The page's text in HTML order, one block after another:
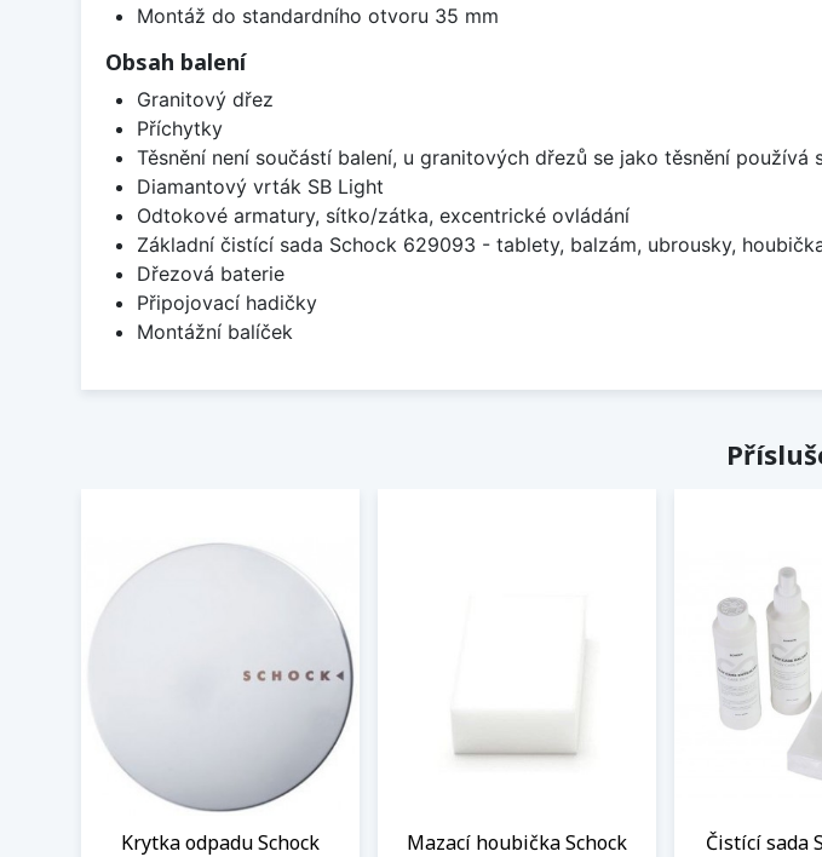
Montáž do standardního otvoru 35 mm
Obsah balení
Granitový dřez
Příchytky
Těsnění není součástí balení, u granitových dřezů se jako těsnění používá
Diamantový vrták SB Light
Odtokové armatury, sítko/zátka, excentrické ovládání
Základní čistící sada Schock 629093 - tablety, balzám, ubrousky,
Dřezová baterie
Připojovací hadičky
Montážní balíček
Krytka odpadu Schock Mazací houbička Schock Čistící sada